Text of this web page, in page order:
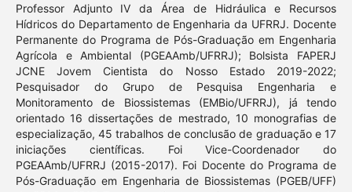
Professor Adjunto IV da Área de Hidráulica e Recursos
Hídricos do Departamento de Engenharia da UFRRJ. Docente
Permanente do Programa de Pós-Graduação em Engenharia
Agrícola e Ambiental (PGEAAmb/UFRRJ); Bolsista FAPERJ
JCNE Jovem Cientista do Nosso Estado 2019-2022;
Pesquisador do Grupo de Pesquisa Engenharia e
Monitoramento de Biossistemas (EMBio/UFRRJ), já tendo
orientado 16 dissertações de mestrado, 10 monografias de
especialização, 45 trabalhos de conclusão de graduação e 17
iniciações científicas. Foi Vice-Coordenador do
PGEAAmb/UFRRJ (2015-2017). Foi Docente do Programa de
Pós-Graduação em Engenharia de Biossistemas (PGEB/UFF)